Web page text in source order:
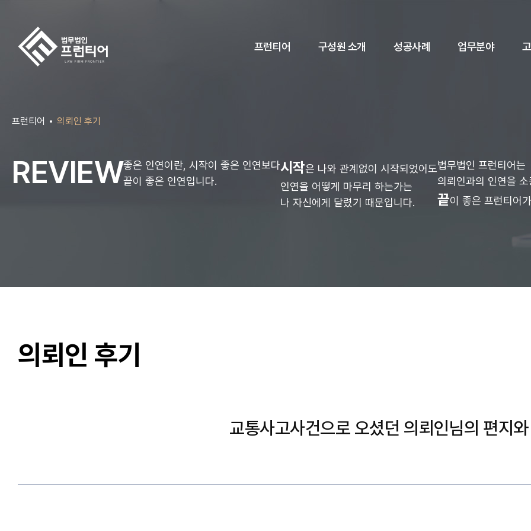
프런티어 구성원 소개 성공사례 업무분야
프런티어 의뢰인 후기
REVIEW좋은 인연이란, 시작이 좋은 인연보다
끝이 좋은 인연입니다.
시작은 나와 관계없이 시작되었어도
인연을 어떻게 마무리 하는가는
나 자신에게 달렸기 때문입니다.
법무법인 프런티어는
의뢰인과의 인연을
끝이 좋은 프런티어
의뢰인 후기
교통사고사건으로 오셨던 의뢰인님의 편지